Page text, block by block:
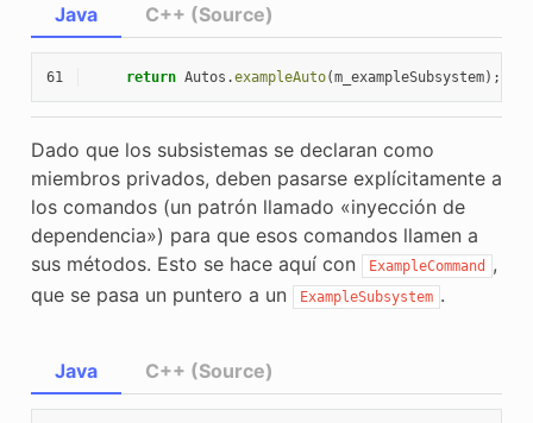
Java
61 return Autos .exampleAuto(m_exampleSubsystem);
C++ (Source)
Dado que los subsistemas se declaran como
miembros privados, deben pasarse explícitamente a
los comandos (un patrón llamado «inyección de
dependencia») para que esos comandos llamen a
sus métodos. Esto se hace aquí con
ExampleCommand
,
que se pasa un puntero a un
ExampleSubsystem .
Java C++ (Source)